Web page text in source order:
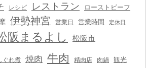
レシピ レストラン ローストビーフ
伊勢神宮 営業日 営業時間 定休日
阪まるよし 松阪市
ぐれ煮 焼肉 牛肉 精肉店 肉鍋 観光